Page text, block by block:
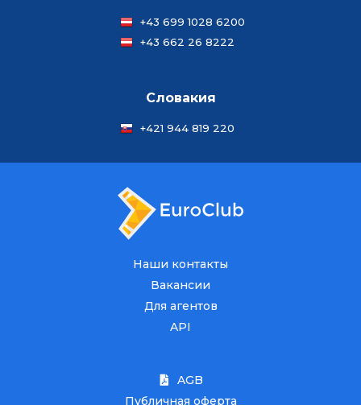
+43 699 1028 6200
+43 662 26 8222
Словакия
+421 944 819 220
Наши контакты
Вакансии
Для агентов
API
AGB
Публичная оферта